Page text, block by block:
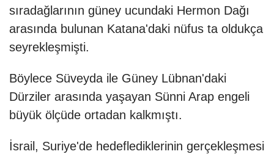
sıradağlarının güney ucundaki Hermon Dağı
arasında bulunan Katana'daki nüfus ta oldukça
seyrekleşmişti.
Böylece Süveyda ile Güney Lübnan'daki
Dürziler arasında yaşayan Sünni Arap engeli
büyük ölçüde ortadan kalkmıştı.
İsrail, Suriye'de hedeflediklerinin gerçekleşmesi